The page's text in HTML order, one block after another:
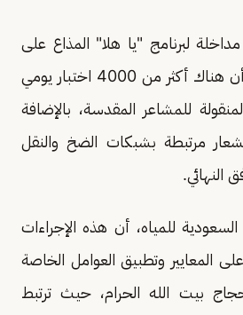
لبرنامج "يا هلا" المذاع على
قناة "روتانا خليجية"، أن هناك أكثر من 4000 اختبار يومي
للمشاعر المقدسة، بالإضافة
مرتبطة بشبكات الضخ والنقل
النهائي.
للمياه، أن هذه الإجراءات
المعايير وتطبيق العوامل الخاصة
بيت الله الحرام، حيث ترتبط